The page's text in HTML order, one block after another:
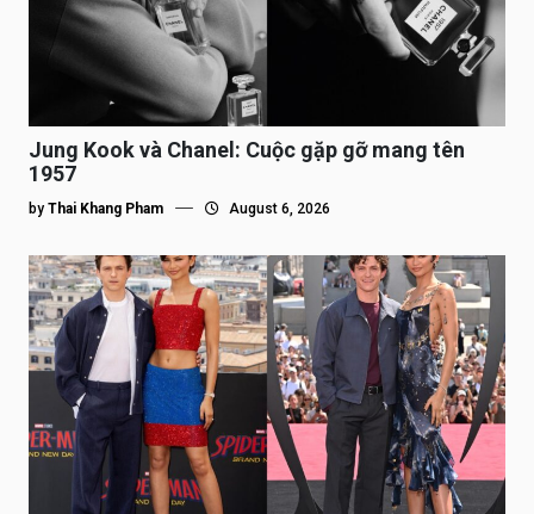
Jung Kook và Chanel: Cuộc gặp gỡ mang tên
1957
by Thai Khang Pham August 6, 2026